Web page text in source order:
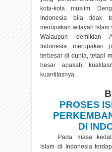
kota-kota muslim.
Indonesia bila tidak
merupakan wilayah Islam
Walaupun demikian
Indonesia merupakan
terbesar di dunia, tetapi
besar apakah
kuantitasnya.
PROSES
DI
Pada masa
Islam di Indonesia